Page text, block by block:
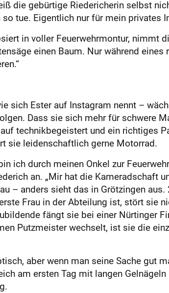
die gebürtige Riedericherin selbst
tue. Eigentlich nur für mein privates
in voller Feuerwehrmontur, nimmt
einen Baum. Nur während eines
sich Ester auf Instagram nennt –
Dass sie sich mehr für schwere
technikbegeistert und ein richtiges
sie leidenschaftlich gerne Motorrad.
ich durch meinen Onkel zur
an. „Mir hat die Kameradschaft
– anders sieht das in Grötzingen
Frau in der Abteilung ist, stört sie
fängt sie bei einer Nürtinger
Putzmeister wechselt, ist sie die
aber wenn man seine Sache gut
am ersten Tag mit langen Gelnägeln